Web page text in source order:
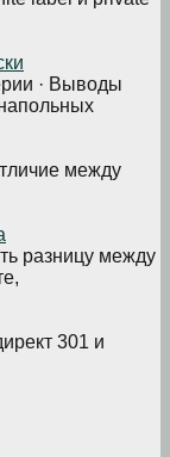
· Выводы
между
разницу между
301 и